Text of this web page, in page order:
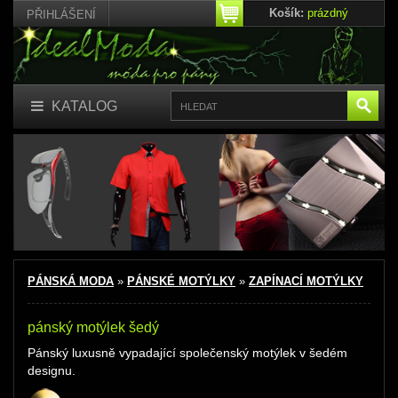
PŘIHLÁŠENÍ Košík: prázdný
KATALOG
PÁNSKÁ MODA » PÁNSKÉ MOTÝLKY » ZAPÍNACÍ MOTÝLKY
pánský motýlek šedý
Pánský luxusně vypadající společenský motýlek v šedém
designu.